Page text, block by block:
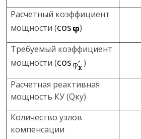
Расчетный коэффициент
мощности (cos )
Требуемый коэффициент
мощности (cos )
Расчетная реактивная
мощность КУ (Qку)
Количество узлов
компенсации